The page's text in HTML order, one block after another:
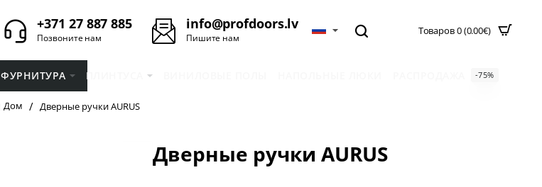
+371 27 887 885
Позвоните нам
info@profdoors.lv
Пишите нам
Товаров 0 (0.00€)
ФУРНИТУРА ПЛИНТУСA -75%
Дверные ручки AURUS
Дверные ручки AURUS